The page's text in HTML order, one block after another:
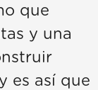
que
y una
es así que